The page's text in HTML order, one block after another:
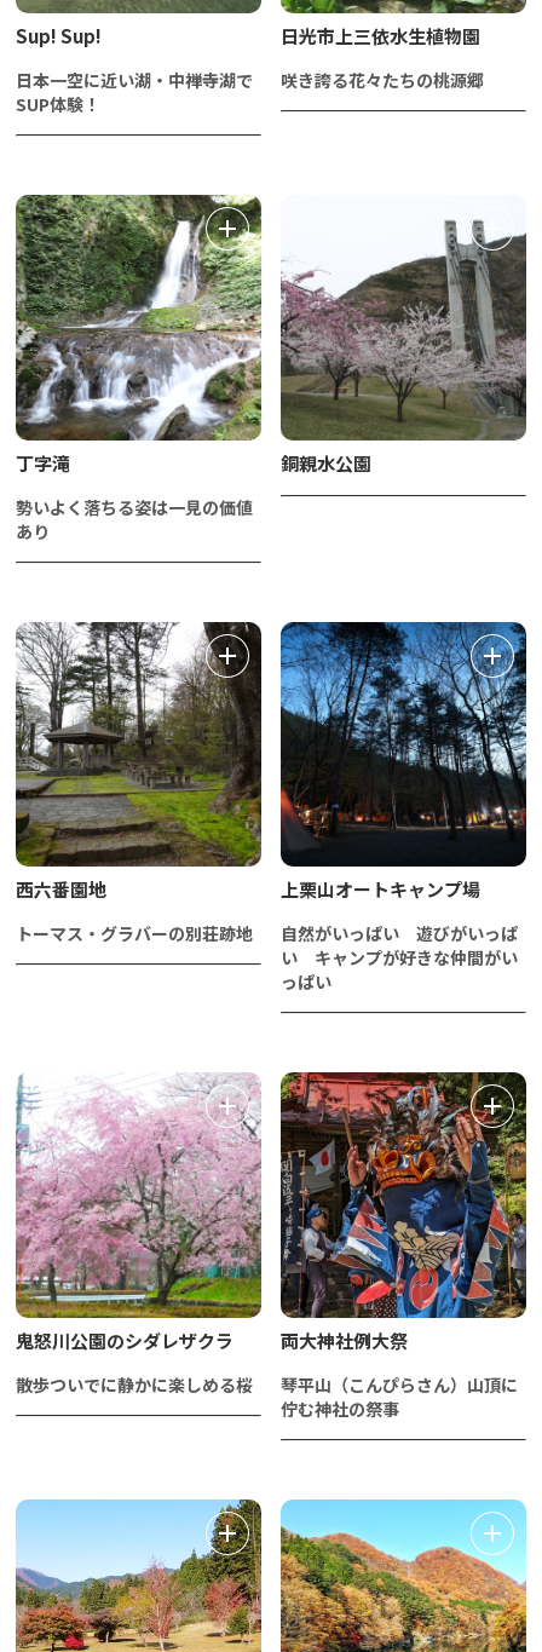
Sup! Sup!
日本一空に近い湖・中禅寺湖で
SUP体験！
日光市上三依水生植物園
咲き誇る花々たちの桃源郷
丁字滝
勢いよく落ちる姿は一見の価値
あり
銅親水公園
西六番園地
トーマス・グラバーの別荘跡地
上栗山オートキャンプ場
自然がいっぱい 遊びがいっぱ
い キャンプが好きな仲間がい
っぱい
鬼怒川公園のシダレザクラ
散歩ついでに静かに楽しめる桜
両大神社例大祭
琴平山（こんぴらさん）山頂に
佇む神社の祭事